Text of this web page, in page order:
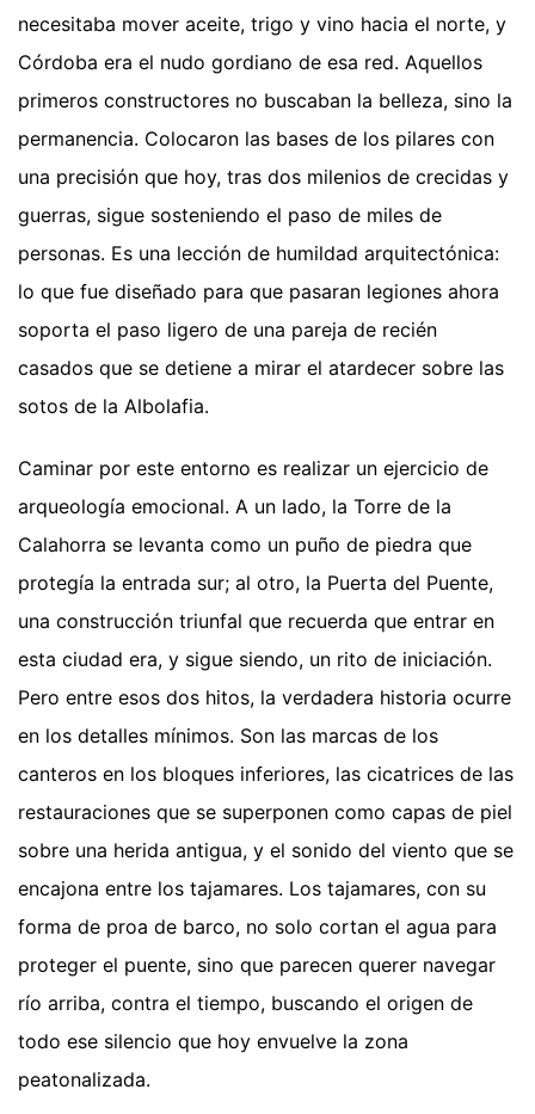
necesitaba mover aceite, trigo y vino hacia el norte, y
Córdoba era el nudo gordiano de esa red. Aquellos
primeros constructores no buscaban la belleza, sino la
permanencia. Colocaron las bases de los pilares con
una precisión que hoy, tras dos milenios de crecidas y
guerras, sigue sosteniendo el paso de miles de
personas. Es una lección de humildad arquitectónica:
lo que fue diseñado para que pasaran legiones ahora
soporta el paso ligero de una pareja de recién
casados que se detiene a mirar el atardecer sobre las
sotos de la Albolafia.
Caminar por este entorno es realizar un ejercicio de
arqueología emocional. A un lado, la Torre de la
Calahorra se levanta como un puño de piedra que
protegía la entrada sur; al otro, la Puerta del Puente,
una construcción triunfal que recuerda que entrar en
esta ciudad era, y sigue siendo, un rito de iniciación.
Pero entre esos dos hitos, la verdadera historia ocurre
en los detalles mínimos. Son las marcas de los
canteros en los bloques inferiores, las cicatrices de las
restauraciones que se superponen como capas de piel
sobre una herida antigua, y el sonido del viento que se
encajona entre los tajamares. Los tajamares, con su
forma de proa de barco, no solo cortan el agua para
proteger el puente, sino que parecen querer navegar
río arriba, contra el tiempo, buscando el origen de
todo ese silencio que hoy envuelve la zona
peatonalizada.